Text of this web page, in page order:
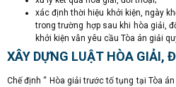
xác định thời hiệu khởi kiện, ngày
trong trường hợp sau khi hòa giải,
khởi kiện vẫn yêu cầu Tòa án giải
XÂY DỰNG LUẬT HÒA GIẢI,
Chế định “ Hòa giải trước tố tụng tại Tòa